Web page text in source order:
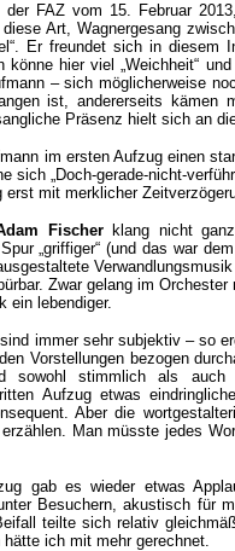
der FAZ vom 15. Februar
diese Art, Wagnergesang
Er freundet sich in
könne hier viel „Weichheit“
– sich möglicherweise
ist, andererseits
Präsenz hielt sich an
im ersten Aufzug einen
sich „Doch-gerade-nicht-
erst mit merklicher
Fischer klang nicht
„griffiger“ (und das war
Zwar gelang im
ein lebendiger.
immer sehr subjektiv – so
Vorstellungen bezogen
sowohl stimmlich als
Aufzug etwas
Aber die
Man müsste jedes
gab es wieder etwas
Besuchern, akustisch für
teilte sich relativ
ich mit mehr gerechnet.